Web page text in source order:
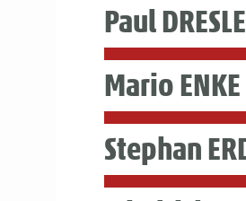
Paul
Mario ENKE
Stephan